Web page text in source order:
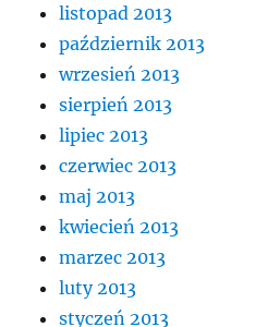
listopad 2013
październik 2013
wrzesień 2013
sierpień 2013
lipiec 2013
czerwiec 2013
maj 2013
kwiecień 2013
marzec 2013
luty 2013
styczeń 2013